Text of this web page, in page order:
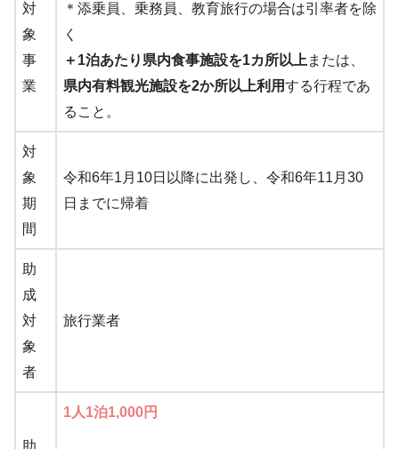
対
象
事
業
＊添乗員、乗務員、教育旅行の場合は引率者を除
く
＋1泊あたり県内食事施設を1カ所以上 または、
県内有料観光施設を2か所以上利用する行程であ
ること。
対
象
期
間
令和6年1月10日以降に出発し、令和6年11月30
日までに帰着
助
成
対
象
者
旅行業者
1人1泊1,000円